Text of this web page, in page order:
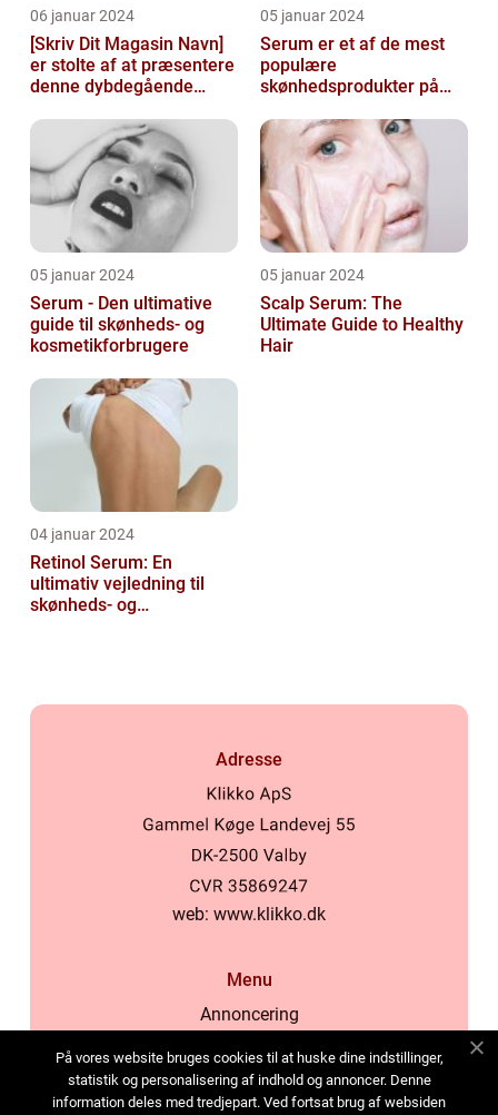
06 januar 2024
[Skriv Dit Magasin Navn]
er stolte af at præsentere
denne dybdegående
05 januar 2024
Serum er et af de mest
populære
skønhedsprodukter på
ansigt er en vigtig de...
05 januar 2024
Serum - Den ultimative
guide til skønheds- og
kosmetikforbrugere
05 januar 2024
Scalp Serum: The
Ultimate Guide to Healthy
Hair
04 januar 2024
Retinol Serum: En
ultimativ vejledning til
skønheds- og
Adresse
web: www.klikko.dk
Menu
Annoncering
Cookies
Kontakt os
På vores website bruges cookies til at huske dine indstillinger,
statistik og personalisering af indhold og annoncer. Denne
information deles med tredjepart. Ved fortsat brug af websiden